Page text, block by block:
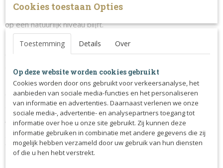
De deken zorgt ervoor dat de lichaamstemperatuur constant
op een natuurlijk niveau blijft.
Door het speciale 3D materiaal kan de warme lucht
ontsnappen, de deken kan dus prima op een bezweet paard
De HUSK deken kan gebruikt worden tijdens de warming up,
cooling down, tijdens transport of op stal. Ook ideaal om te
gebruiken als vliegendeken.
Wanneer de deken gebruikt wordt op een bezweet of net
gewassen paard zorgt deze ervoor dat het paard sneller
opdroogd.
Cookies toestaan Opties
Toestemming Details Over
Op deze website worden cookies gebruikt
Cookies worden door ons gebruikt voor verkeersanalyse, het
aanbieden van sociale media-functies en het personaliseren
van informatie en advertenties. Daarnaast verlenen we onze
sociale media-, advertentie- en analysepartners toegang tot
informatie over hoe u onze site gebruikt. Zij kunnen deze
informatie gebruiken in combinatie met andere gegevens die zij
mogelijk hebben verzameld door uw gebruik van hun diensten
of die u hen hebt verstrekt.